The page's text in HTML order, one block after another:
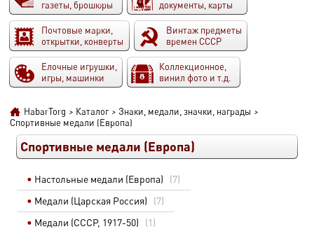
газеты, брошюры
документы, карты
Почтовые марки,
открытки, конверты
Винтаж предметы
времен СССР
Елочные игрушки,
игры, машинки
Коллекционное,
винил фото и т.д.
HabarTorg > Каталог > Знаки, медали, значки, награды >
Спортивные медали (Европа)
Спортивные медали (Европа)
Настольные медали (Европа)
(7)
Медали (Царская Россия)
(7)
Медали (СССР, 1917-50)
(1)